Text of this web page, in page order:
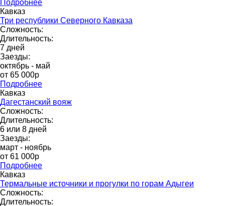
Подробнее
Кавказ
Три республики Северного Кавказа
Сложность:
Длительность:
7 дней
Заезды:
октябрь - май
от 65 000p
Подробнее
Кавказ
Дагестанский вояж
Сложность:
Длительность:
6 или 8 дней
Заезды:
март - ноябрь
от 61 000p
Подробнее
Кавказ
Термальные источники и прогулки по горам Адыгеи
Сложность:
Длительность: